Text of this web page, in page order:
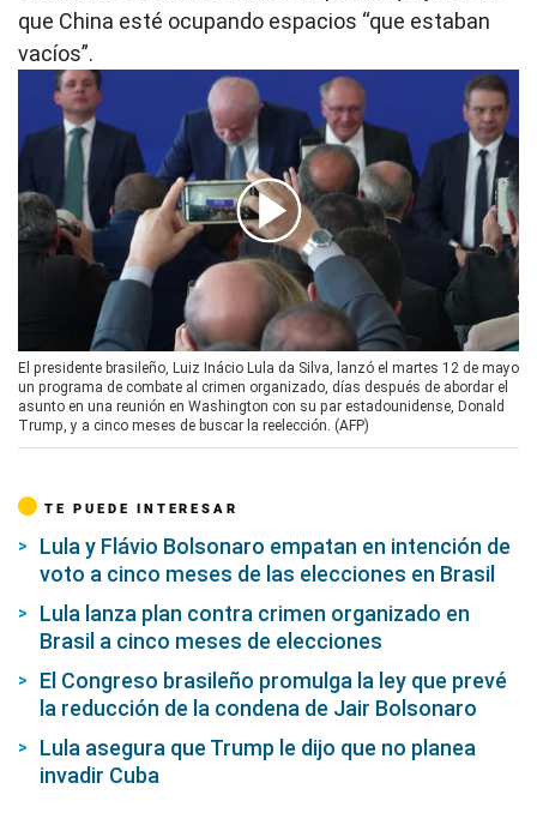
que China esté ocupando espacios “que estaban
vacíos”.
01:44
El presidente brasileño, Luiz Inácio Lula da Silva, lanzó el martes 12 de mayo
un programa de combate al crimen organizado, días después de abordar el
asunto en una reunión en Washington con su par estadounidense, Donald
Trump, y a cinco meses de buscar la reelección. (AFP)
TE PUEDE INTERESAR
Lula y Flávio Bolsonaro empatan en intención de
voto a cinco meses de las elecciones en Brasil
Lula lanza plan contra crimen organizado en
Brasil a cinco meses de elecciones
El Congreso brasileño promulga la ley que prevé
la reducción de la condena de Jair Bolsonaro
Lula asegura que Trump le dijo que no planea
invadir Cuba